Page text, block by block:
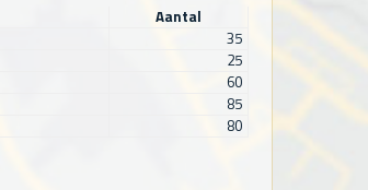
Aantal
35
25
60
85
80